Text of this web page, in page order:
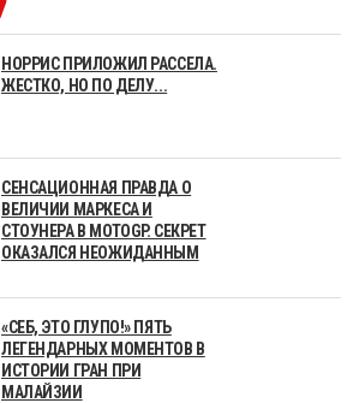
НОРРИС ПРИЛОЖИЛ РАССЕЛА.
ЖЕСТКО, НО ПО ДЕЛУ...
СЕНСАЦИОННАЯ ПРАВДА О
ВЕЛИЧИИ МАРКЕСА И
СТОУНЕРА В MOTOGP. СЕКРЕТ
ОКАЗАЛСЯ НЕОЖИДАННЫМ
«СЕБ, ЭТО ГЛУПО!» ПЯТЬ
ЛЕГЕНДАРНЫХ МОМЕНТОВ В
ИСТОРИИ ГРАН ПРИ
МАЛАЙЗИИ